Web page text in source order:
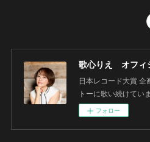
歌心りえ オフィ
日本レコード大賞 企
トーに歌い続けていま
フォロー